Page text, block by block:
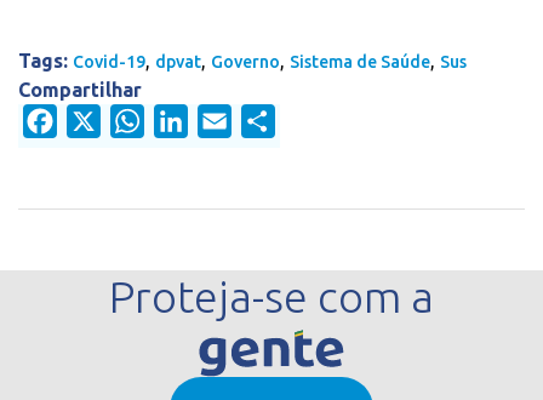
Tags: Covid-19, dpvat, Governo, Sistema de Saúde, Sus
Compartilhar
Facebook
WhatsAppLinkedIn
Email
Proteja-se com a